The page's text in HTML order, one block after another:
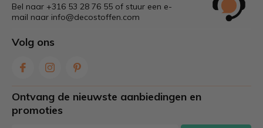
Welke stof is het beste voor
tuinkussens?
stap & tips voor de juiste stof
DoorLynn
Bel naar +316 53 28 76 55 of stuur een e-
mail naar info@decostoffen.com
Volg ons
Ontvang de nieuwste aanbiedingen en
promoties